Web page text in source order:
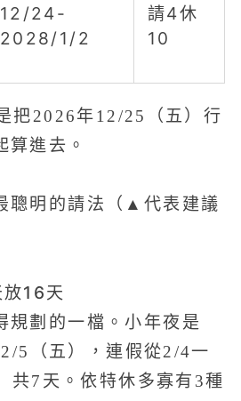
12/24-
2028/1/2
請4休
10
把2026年12/25（五）行
算進去。
聰明的請法（▲代表建議
16天
規劃的一檔。小年夜是
5（五），連假從2/4一
共7天。依特休多寡有3種